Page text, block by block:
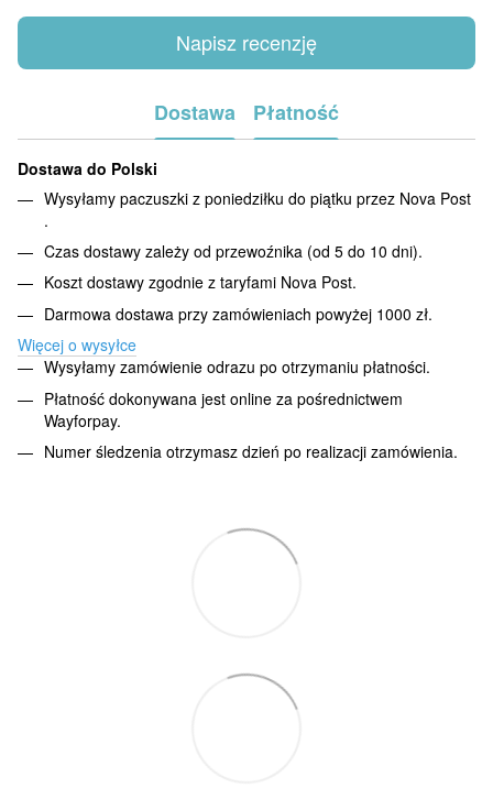
Napisz recenzję
Dostawa Płatność
Dostawa do Polski
Wysyłamy paczuszki z poniedziłku do piątku przez Nova Post
.
Czas dostawy zależy od przewoźnika (od 5 do 10 dni).
Koszt dostawy zgodnie z taryfami Nova Post.
Darmowa dostawa przy zamówieniach powyżej 1000 zł.
Więcej o wysyłce
Wysyłamy zamówienie odrazu po otrzymaniu płatności.
Płatność dokonywana jest online za pośrednictwem
Wayforpay.
Numer śledzenia otrzymasz dzień po realizacji zamówienia.